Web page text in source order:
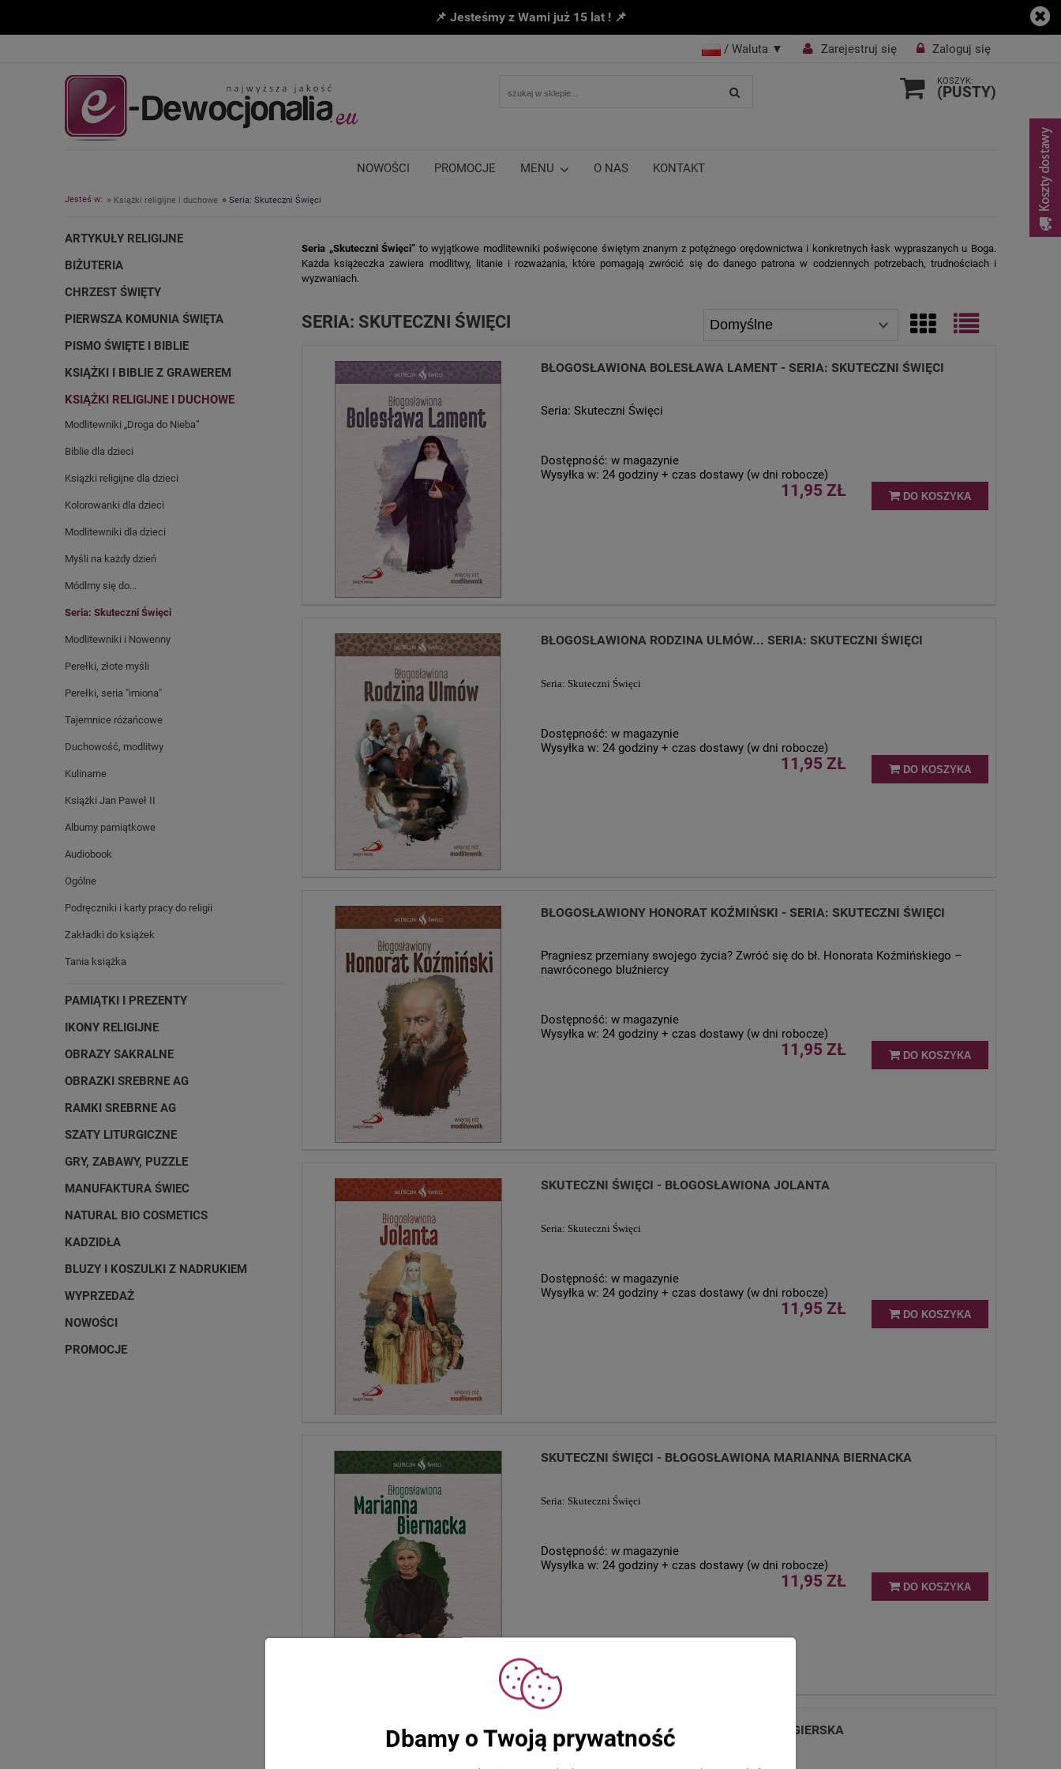
📌 Jesteśmy z Wami już 15 lat ! 📌
Zarejestruj się Zaloguj się
/ Waluta ▼
KOSZYK:
(PUSTY)
NOWOŚCI PROMOCJE MENU O NAS KONTAKT
Jesteś w: » Książki religijne i duchowe » Seria: Skuteczni Święci
ARTYKUŁY RELIGIJNE
BIŻUTERIA
CHRZEST ŚWIĘTY
PIERWSZA KOMUNIA ŚWIĘTA
PISMO ŚWIĘTE I BIBLIE
KSIĄŻKI I BIBLIE Z GRAWEREM
KSIĄŻKI RELIGIJNE I DUCHOWE
Modlitewniki „Droga do Nieba”
Biblie dla dzieci
Książki religijne dla dzieci
Kolorowanki dla dzieci
Modlitewniki dla dzieci
Myśli na każdy dzień
Módlmy się do...
Seria: Skuteczni Święci
Modlitewniki i Nowenny
Perełki, złote myśli
Perełki, seria "imiona"
Tajemnice różańcowe
Duchowość, modlitwy
Kulinarne
Książki Jan Paweł II
Albumy pamiątkowe
Audiobook
Ogólne
Podręczniki i karty pracy do religii
Zakładki do książek
Tania książka
PAMIĄTKI I PREZENTY
IKONY RELIGIJNE
OBRAZY SAKRALNE
OBRAZKI SREBRNE AG
RAMKI SREBRNE AG
SZATY LITURGICZNE
GRY, ZABAWY, PUZZLE
MANUFAKTURA ŚWIEC
NATURAL BIO COSMETICS
KADZIDŁA
BLUZY I KOSZULKI Z NADRUKIEM
WYPRZEDAŻ
NOWOŚCI
PROMOCJE
Seria „Skuteczni Święci” to wyjątkowe modlitewniki poświęcone świętym znanym z potężnego orędownictwa i konkretnych łask wypraszanych u Boga.
Każda książeczka zawiera modlitwy, litanie i rozważania, które pomagają zwrócić się do danego patrona w codziennych potrzebach, trudnościach i
wyzwaniach.
SERIA: SKUTECZNI ŚWIĘCI
BŁOGOSŁAWIONA BOLESŁAWA LAMENT - SERIA: SKUTECZNI ŚWIĘCI
Seria: Skuteczni Święci
Dostępność: w magazynie
Wysyłka w: 24 godziny + czas dostawy (w dni robocze)
11,95 ZŁ DO KOSZYKA
BŁOGOSŁAWIONA RODZINA ULMÓW... SERIA: SKUTECZNI ŚWIĘCI
Seria: Skuteczni Święci
Dostępność: w magazynie
Wysyłka w: 24 godziny + czas dostawy (w dni robocze)
11,95 ZŁ DO KOSZYKA
BŁOGOSŁAWIONY HONORAT KOŹMIŃSKI - SERIA: SKUTECZNI ŚWIĘCI
Pragniesz przemiany swojego życia? Zwróć się do bł. Honorata Koźmińskiego –
nawróconego bluźniercy
Dostępność: w magazynie
Wysyłka w: 24 godziny + czas dostawy (w dni robocze)
11,95 ZŁ DO KOSZYKA
SKUTECZNI ŚWIĘCI - BŁOGOSŁAWIONA JOLANTA
Seria: Skuteczni Święci
Dostępność: w magazynie
Wysyłka w: 24 godziny + czas dostawy (w dni robocze)
11,95 ZŁ DO KOSZYKA
SKUTECZNI ŚWIĘCI - BŁOGOSŁAWIONA MARIANNA BIERNACKA
Seria: Skuteczni Święci
Dostępność: w magazynie
Wysyłka w: 24 godziny + czas dostawy (w dni robocze)
11,95 ZŁ DO KOSZYKA
SKUTECZNI ŚWIĘCI - ŚWIĘTA ELŻBIETA WĘGIERSKA
Dbamy o Twoją prywatność